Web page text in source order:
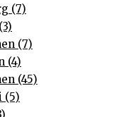
(7)
(7)
(4)
(45)
(5)